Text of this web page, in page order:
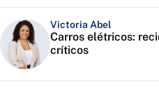
Victoria Abel
Carros elétricos:
críticos